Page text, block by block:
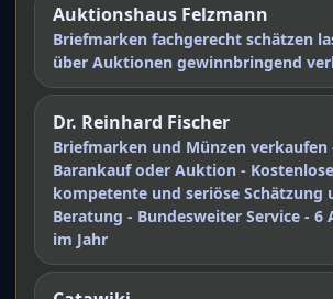
Auktionshaus Felzmann
Briefmarken fachgerecht schätzen
über Auktionen gewinnbringend
Dr. Reinhard Fischer
Briefmarken und Münzen verkaufen
Barankauf oder Auktion -
kompetente und seriöse Schätzung
Beratung - Bundesweiter Service - 6
im Jahr